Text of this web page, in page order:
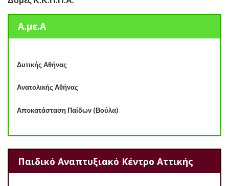
Α.με.Α
Δυτικής Αθήνας
Ανατολικής Αθήνας
Αποκατάσταση Παίδων (Βούλα)
Παιδικό Αναπτυξιακό Κέντρο Αττικής